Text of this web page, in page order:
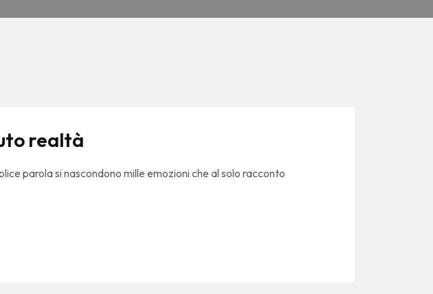
realtà
parola si nascondono mille emozioni che al solo racconto